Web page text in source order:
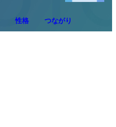
性格 つながり